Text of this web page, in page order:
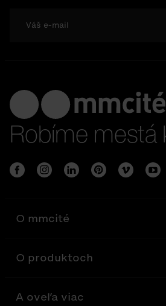
Robíme mestá
O mmcité
O produktoch
A oveľa viac